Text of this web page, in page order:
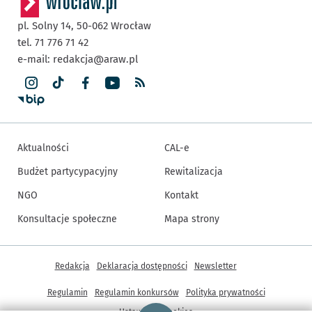
pl. Solny 14, 50-062 Wrocław
tel. 71 776 71 42
e-mail: redakcja@araw.pl
Aktualności
Budżet partycypacyjny
NGO
Konsultacje społeczne
CAL-e
Rewitalizacja
Kontakt
Mapa strony
Inne informacje
Redakcja Deklaracja dostępności Newsletter
Regulamin Regulamin konkursów
Polityka prywatności